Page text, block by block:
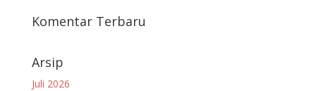
Komentar Terbaru
Arsip
Juli 2026